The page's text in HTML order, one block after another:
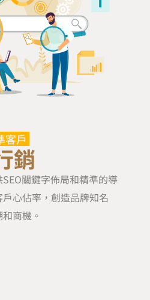
客戶
銷
關鍵字佈局和精準的導
心佔率，創造品牌知名
商機。